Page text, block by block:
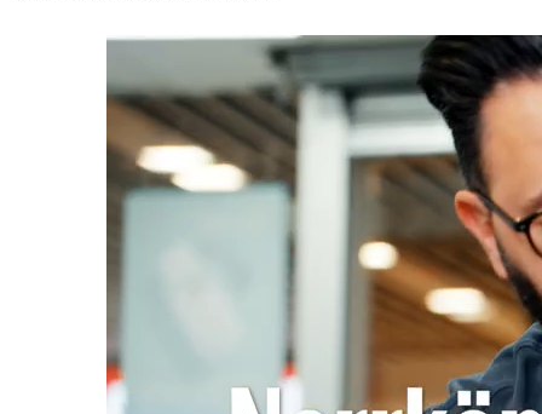
Butiker
Mat och dryck
Inspiration